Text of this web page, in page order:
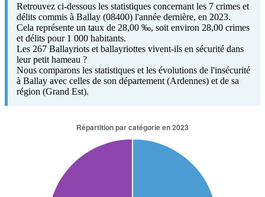
Retrouvez ci-dessous les statistiques concernant les 7 crimes et
délits commis à Ballay (08400) l'année dernière, en 2023.
Cela représente un taux de 28,00 ‰, soit environ 28,00 crimes
et délits pour 1 000 habitants.
Les 267 Ballayriots et ballayriottes vivent-ils en sécurité dans
leur petit hameau ?
Nous comparons les statistiques et les évolutions de l'insécurité
à Ballay avec celles de son département (Ardennes) et de sa
région (Grand Est).